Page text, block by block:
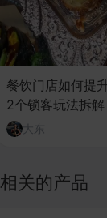
餐饮门店如何提
2个锁客玩法拆解
大东
相关的产品